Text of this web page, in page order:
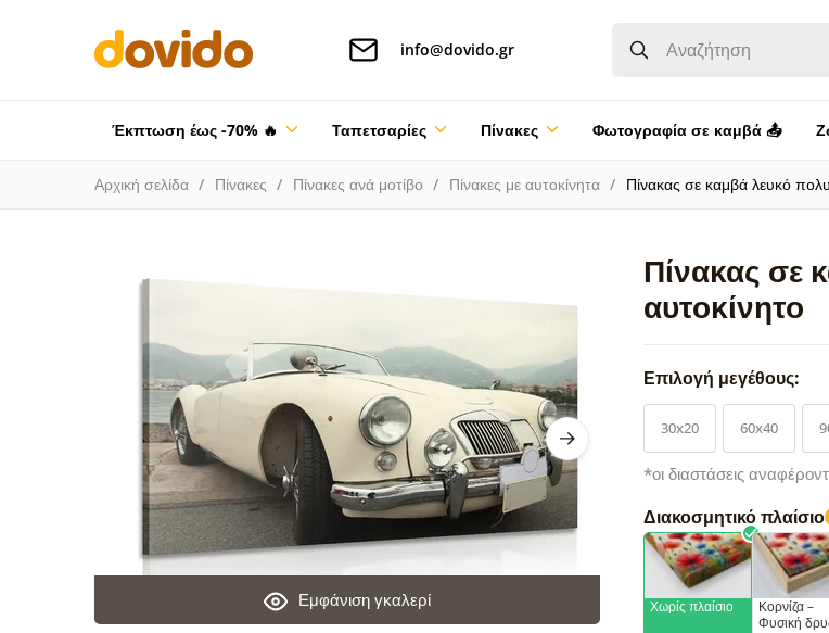
info@dovido.gr
Έκπτωση έως -70% 🔥 Ταπετσαρίες Πίνακες Φωτογραφία σε καμβά 📤
Αρχική σελίδα Πίνακες Πίνακες ανά μοτίβο Πίνακες με αυτοκίνητα Πίνακας σε καμβά λευκό
Πίνακας σε
αυτοκίνητο
Εμφάνιση γκαλερί
Επιλογή μεγέθους:
30x20 60x40
*οι διαστάσεις
Διακοσμητικό πλαίσιο
Χωρίς πλαίσιο
Κορνίζα –
Φυσική